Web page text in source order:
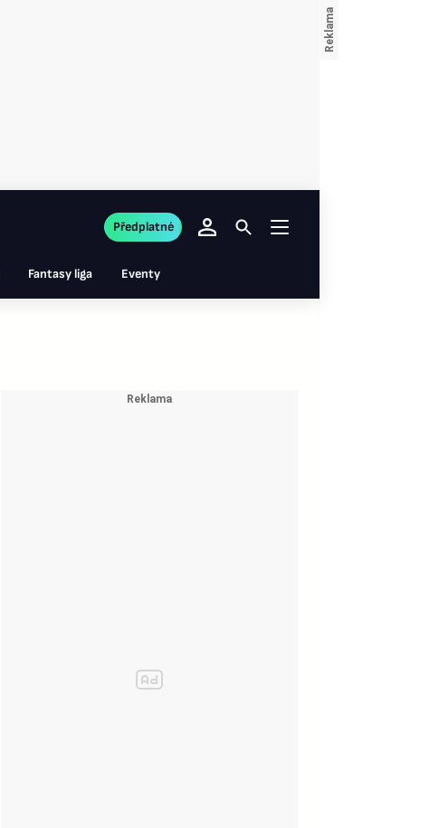
Fantasy liga Eventy
Předplatné